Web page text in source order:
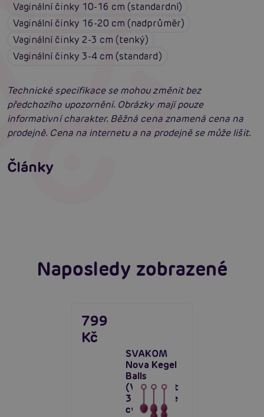
Pokud se během tréninku nebude cítit pohodlně,
přestaňte kuličky používat a konzultujte svoji situaci s
lékařem. Trpíte-li pohlavní chorobou, používejte kuličky
Nepoužívejte kuličky během těhotenství ani během
menstruace
#kegel weight
#těžší kegel pomůcka
#vaginal trainer weight
Vaginální činky 10-16 cm (standardní)
Vaginální činky 16-20 cm (nadprůměr)
Vaginální činky 2-3 cm (tenký)
Vaginální činky 3-4 cm (standard)
Technické specifikace se mohou změnit bez
předchozího upozornění. Obrázky mají pouze
informativní charakter. Běžná cena znamená cena na
prodejně. Cena na internetu a na prodejně se může lišit.
Články
Erotická inteligence: Příručka Sexiomů
Číst více
Swingers party poprvé: Erotický ráj plný
extáze? Průvodce, který ti otevře dveře!
Naposledy zobrazené
SVAKOM
Nova Kegel
Balls
(Violet), set
3 kuliček ke
cvičení
799
Kč